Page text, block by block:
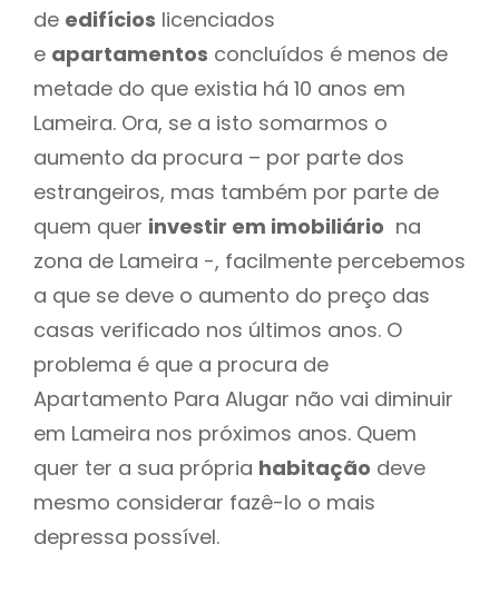
de edifícios licenciados
e apartamentos concluídos é menos de
metade do que existia há 10 anos em
Lameira. Ora, se a isto somarmos o
aumento da procura – por parte dos
estrangeiros, mas também por parte de
quem quer investir em imobiliário na
zona de Lameira -, facilmente percebemos
a que se deve o aumento do preço das
casas verificado nos últimos anos. O
problema é que a procura de
Apartamento Para Alugar não vai diminuir
em Lameira nos próximos anos. Quem
quer ter a sua própria habitação deve
mesmo considerar fazê-lo o mais
depressa possível.